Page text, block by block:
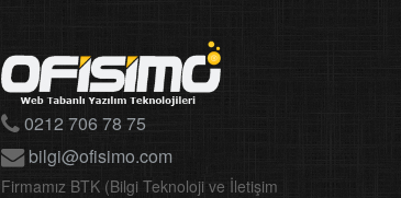
0212 706 78 75
bilgi@ofisimo.com
Firmamız BTK (Bilgi Teknoloji ve İletişim